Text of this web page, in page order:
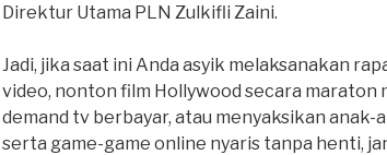
Direktur Utama PLN Zulkifli Zaini.
Jadi, jika saat ini Anda asyik melaksanakan
video, nonton film Hollywood secara maraton
demand tv berbayar, atau menyaksikan anak-
serta game-game online nyaris tanpa henti,